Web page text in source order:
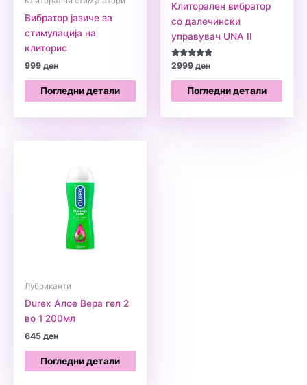
Вибратор јазиче за
стимулација на
клиторис
999ден
Погледни детали
Клиторален вибратор
со далечински
управувач UNA II
Оценето
5.00
од 5
2999ден
Погледни детали
Лубриканти
Durex Алое Вера гел 2
во 1 200мл
645ден
Погледни детали